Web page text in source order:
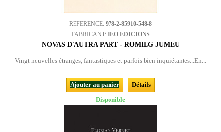
REFERENCE: 978-2-85910-548-8
FABRICANT: IEO EDICIONS
NÒVAS D'AUTRA PART - ROMIEG JUMÈU
Vingt nouvelles étranges, fantastiques et parfois bien inquiétantes...En...
Ajouter au panier
Détails
Disponible